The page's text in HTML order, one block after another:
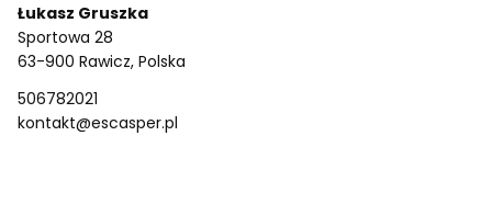
Łukasz Gruszka
Sportowa 28
63-900 Rawicz, Polska
506782021
kontakt@escasper.pl